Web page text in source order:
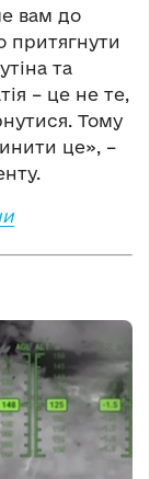
вам до
притягнути
та
– це не те,
Тому
це», –